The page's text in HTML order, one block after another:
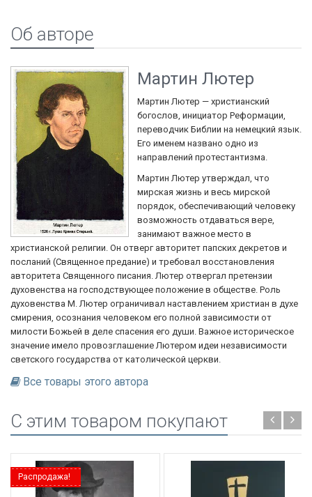
Об авторе
Мартин Лютер
Мартин Лютер — христианский
богослов, инициатор Реформации,
переводчик Библии на немецкий язык.
Его именем названо одно из
направлений протестантизма.
Мартин Лютер утверждал, что
мирская жизнь и весь мирской
порядок, обеспечивающий человеку
возможность отдаваться вере,
занимают важное место в
христианской религии. Он отверг авторитет папских декретов и
посланий (Священное предание) и требовал восстановления
авторитета Священного писания. Лютер отвергал претензии
духовенства на господствующее положение в обществе. Роль
духовенства М. Лютер ограничивал наставлением христиан в духе
смирения, осознания человеком его полной зависимости от
милости Божьей в деле спасения его души. Важное историческое
значение имело провозглашение Лютером идеи независимости
светского государства от католической церкви.
Все товары этого автора
C этим товаром покупают
Распродажа!